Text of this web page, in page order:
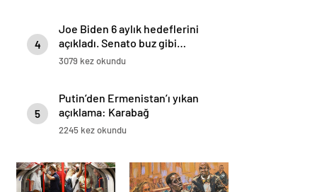
4
Joe Biden 6 aylık hedeflerini
açıkladı. Senato buz gibi…
3079 kez okundu
5
Putin’den Ermenistan’ı yıkan
açıklama: Karabağ
Azerbaycan’ın ayrılmaz bir
2245 kez okundu